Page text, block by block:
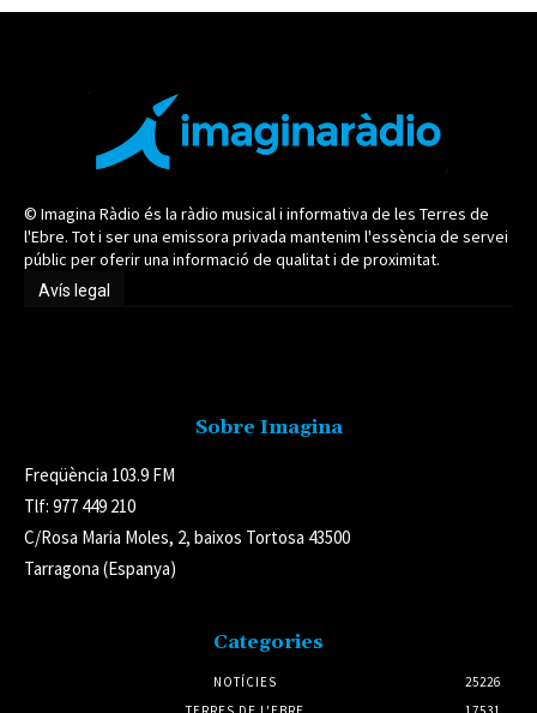
© Imagina Ràdio és la ràdio musical i informativa de les Terres de
l'Ebre. Tot i ser una emissora privada mantenim l'essència de servei
públic per oferir una informació de qualitat i de proximitat.
Avís legal
Sobre Imagina
Freqüència 103.9 FM
Tlf: 977 449 210
C/Rosa Maria Moles, 2, baixos Tortosa 43500
Tarragona (Espanya)
Categories
NOTÍCIES
25226